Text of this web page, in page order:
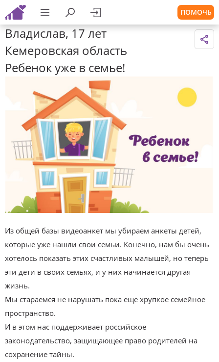
ПОМОЧЬ
Владислав, 17 лет
Кемеровская область
Ребенок уже в семье!
Из общей базы видеоанкет мы убираем анкеты детей,
которые уже нашли свои семьи. Конечно, нам бы очень
хотелось показать этих счастливых малышей, но теперь
эти дети в своих семьях, и у них начинается другая
жизнь.
Мы стараемся не нарушать пока еще хрупкое семейное
пространство.
И в этом нас поддерживает российское
законодательство, защищающее право родителей на
сохранение тайны.